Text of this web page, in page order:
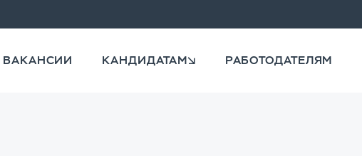
ВАКАНСИИ КАНДИДАТАМ РАБОТОДАТЕЛЯМ